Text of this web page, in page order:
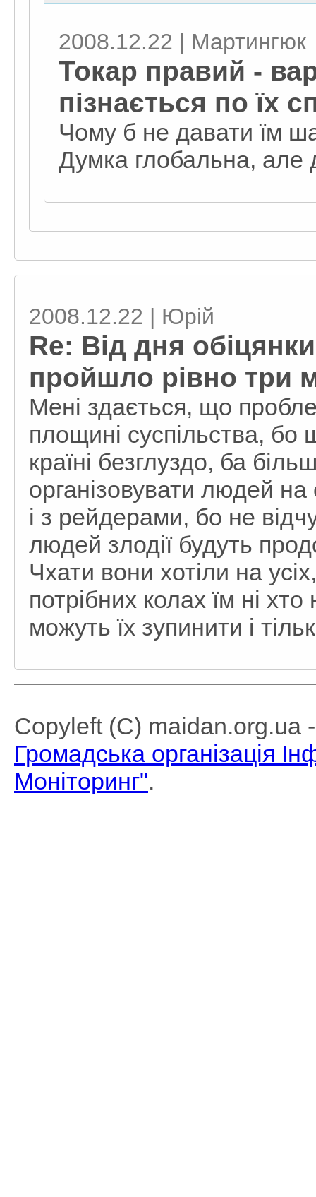
2008.12.22 | Мартингюк
Токар правий -
пізнається по їх
Чому б не давати їм
Думка глобальна, але
2008.12.22 | Юрій
Re: Від дня
пройшло рівно три
Мені здається, що
площині суспільства, бо
країні безглуздо, ба
організовувати людей
і з рейдерами, бо не
людей злодії будуть
Чхати вони хотіли на
потрібних колах їм ні
можуть їх зупинити і
Copyleft (C) maidan.org.ua
Громадська організація
Моніторинг".